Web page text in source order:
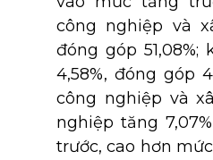
công nghiệp và
đóng góp
4,58%, đóng góp
công nghiệp và
nghiệp tăng
trước, cao hơn